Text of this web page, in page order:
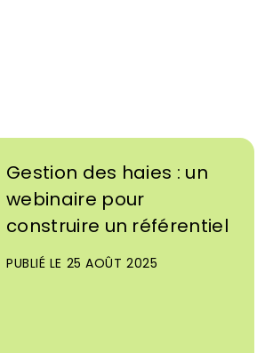
Gestion des haies : un
webinaire pour
construire un référentiel
PUBLIÉ LE 25 AOÛT 2025